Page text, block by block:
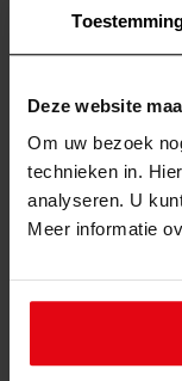
Deze website
Om uw bezoek
technieken in.
analyseren. U
Meer informatie
Favoriet of een